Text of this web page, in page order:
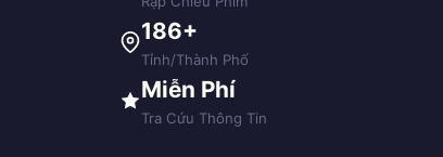
186+
Tỉnh/Thành Phố
Miễn Phí
Tra Cứu Thông Tin